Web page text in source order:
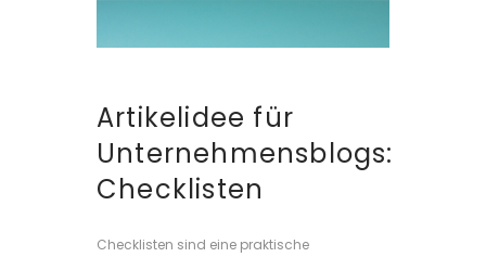
Artikelidee für
Unternehmensblogs:
Checklisten
Checklisten sind eine praktische